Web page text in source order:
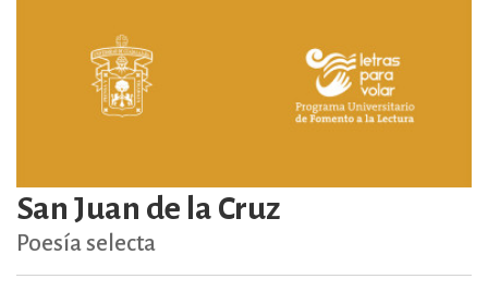
San Juan de la Cruz
Poesía selecta